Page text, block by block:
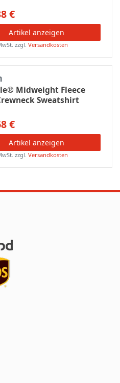
€
Artikel anzeigen
zzgl.Versandkosten
Midweight Fleece
Sweatshirt
€
Artikel anzeigen
zzgl.Versandkosten